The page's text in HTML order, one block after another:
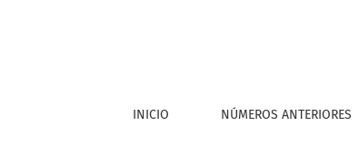
INICIO NÚMEROS ANTERIORES